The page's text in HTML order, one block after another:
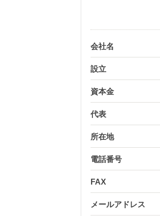
会社名
設立
資本金
代表
所在地
電話番号
FAX
メールアドレス